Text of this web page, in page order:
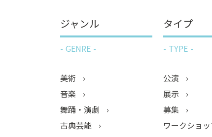
ジャンル
GENRE
美術
音楽
舞踊・演劇
古典芸能
タイプ
TYPE
公演
展示
募集
ワークショ